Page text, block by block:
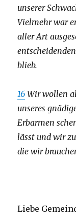
unserer
Vielmehr war
aller Art
blieb.
16 Wir wollen
unseres
Erbarmen
lässt und wir
die wir
Liebe